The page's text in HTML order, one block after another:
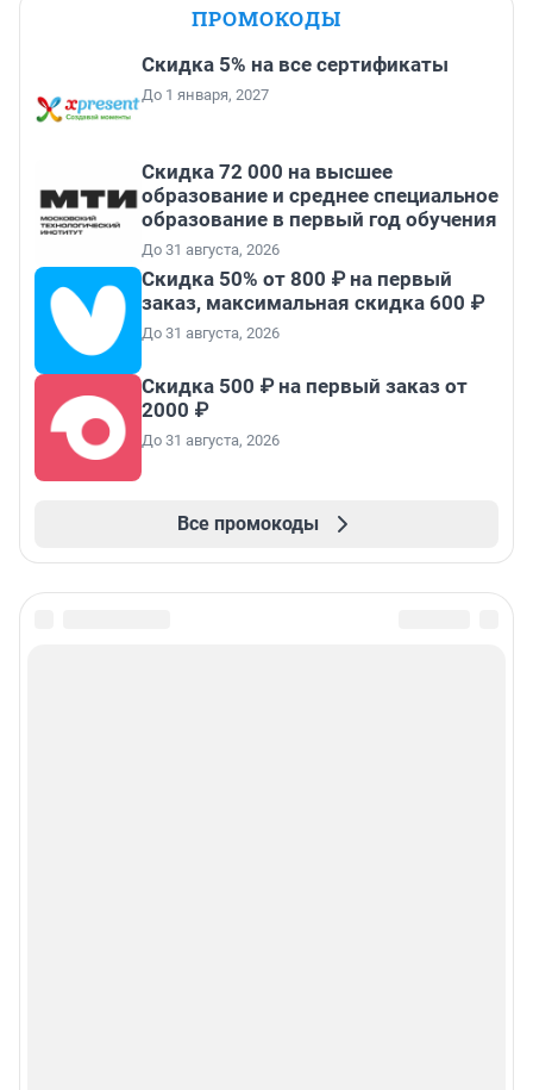
ПРОМОКОДЫ
Скидка 5% на все сертификаты
До 1 января, 2027
Скидка 72 000 на высшее
образование и среднее специальное
образование в первый год обучения
До 31 августа, 2026
Скидка 50% от 800 ₽ на первый
заказ, максимальная скидка 600 ₽
До 31 августа, 2026
Скидка 500 ₽ на первый заказ от
2000 ₽
До 31 августа, 2026
Все промокоды